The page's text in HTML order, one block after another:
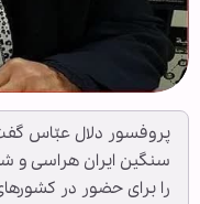
پروفسور دلال عبّاس
سنگین ایران هراسی و
را برای حضور در